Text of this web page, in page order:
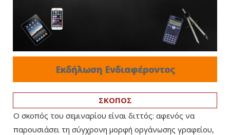
Εκδήλωση Ενδιαφέροντος
ΣΚΟΠΟΣ
Ο σκοπός του σεμιναρίου είναι διττός: αφενός να
παρουσιάσει τη σύγχρονη μορφή οργάνωσης γραφείου,